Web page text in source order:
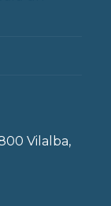
Vilalba,